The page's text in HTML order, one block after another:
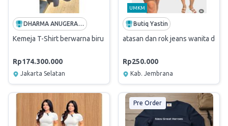
DHARMA ANUGERAH SINERGI
Kemeja T-Shirt berwarna biru dan Safety Shoes S3 ESD Black Low
Rp174.300.000
Jakarta Selatan
UMKM
Butiq Yastin
atasan dan rok jeans wanita
Rp250.000
Kab. Jembrana
Pre Order